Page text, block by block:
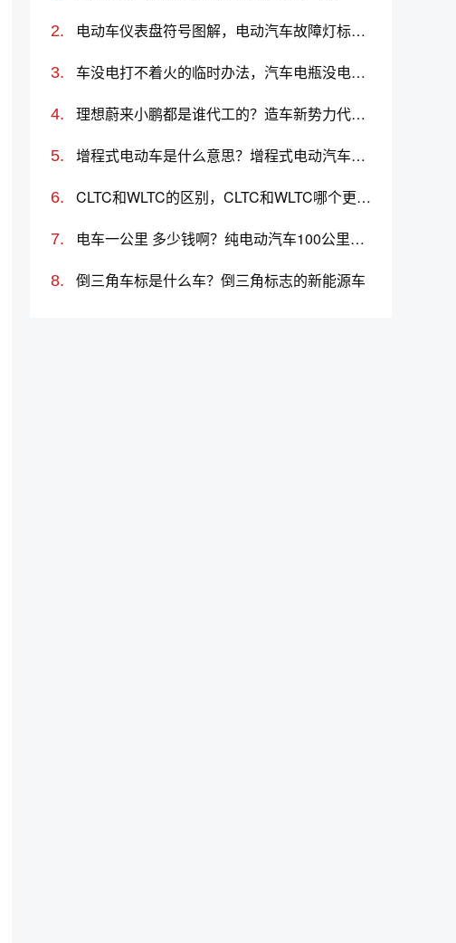
电动车仪表盘符号图解，电动汽车故障灯标志图解大全
车没电打不着火的临时办法，汽车电瓶没电怎么搭线(图解)
理想蔚来小鹏都是谁代工的？造车新势力代工厂分别是哪些
增程式电动车是什么意思？增程式电动汽车优缺点
CLTC和WLTC的区别，CLTC和WLTC哪个更准确
电车一公里 多少钱啊？纯电动汽车100公里多少度电
倒三角车标是什么车？倒三角标志的新能源车